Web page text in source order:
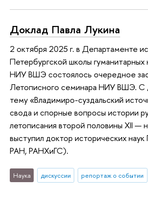
Доклад Павла Лукина
2 октября 2025 г. в Департаменте
Петербургской школы гуманитарных
НИУ ВШЭ состоялось очередное
Летописного семинара НИУ ВШЭ. С
тему «Владимиро-суздальский
свода и спорные вопросы истории
летописания второй половины XII —
выступил доктор исторических
РАН, РАНХиГС).
Наука дискуссии репортаж о событии